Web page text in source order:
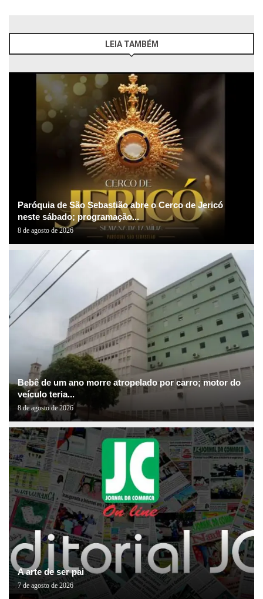
LEIA TAMBÉM
Paróquia de São Sebastião abre o Cerco de Jericó
neste sábado; programação...
8 de agosto de 2026
Bebê de um ano morre atropelado por carro; motor do
veículo teria...
8 de agosto de 2026
A arte de ser pai
7 de agosto de 2026